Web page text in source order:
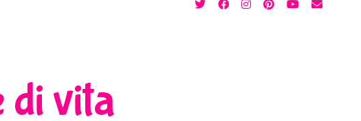
twitterfacebookinstagram
pinterest
youtube
email
di vita